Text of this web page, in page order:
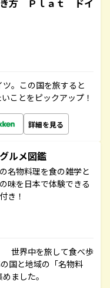
方 Ｐｌａｔ ドイ
。この国を旅すると
ことをピックアップ！
詳細を見る
ルメ図鑑
名物料理を食の雑学と
味を日本で体験できる
き！
世界中を旅して食べ歩
国と地域の「名物料
ました。